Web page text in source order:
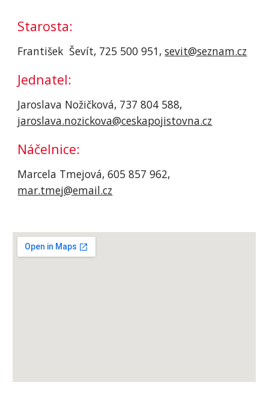
Starosta:
František  Ševít, 725 500 951, sevit@seznam.cz
Jednatel:
jaroslava.nozickova@ceskapojistovna.cz
Náčelnice:
mar.tmej@email.cz